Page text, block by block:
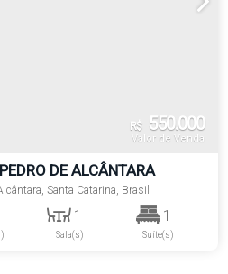
R$ 550.000
Valor de Venda
DE ALCÂNTARA
, Santa Catarina, Brasil
1
Sala(s)
1
Suíte(s)